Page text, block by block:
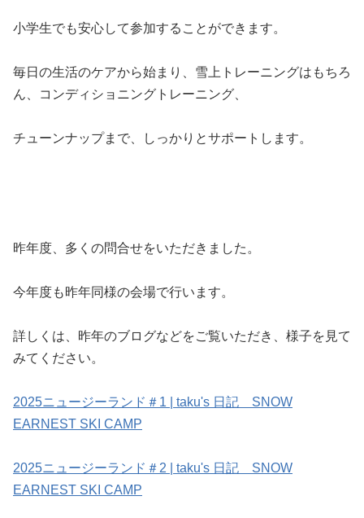
小学生でも安心して参加することができます。
毎日の生活のケアから始まり、雪上トレーニングはもちろ
ん、コンディショニングトレーニング、
チューンナップまで、しっかりとサポートします。
昨年度、多くの問合せをいただきました。
今年度も昨年同様の会場で行います。
詳しくは、昨年のブログなどをご覧いただき、様子を見て
みてください。
2025ニュージーランド＃1 | taku's 日記 SNOW
EARNEST SKI CAMP
2025ニュージーランド＃2 | taku's 日記 SNOW
EARNEST SKI CAMP